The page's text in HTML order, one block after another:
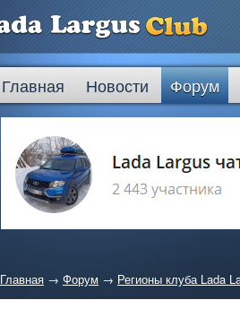
Главная Новости Форум
Главная → Форум → Регионы клуба Lada